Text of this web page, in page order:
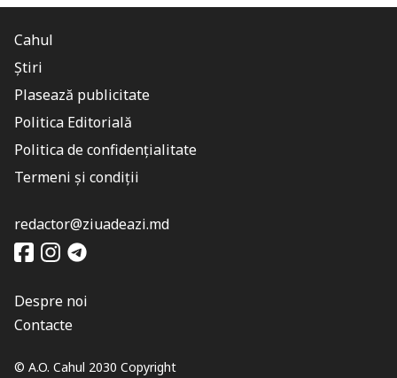
© A.O. Cahul 2030 Copyright
Cahul
Știri
Plasează publicitate
Politica Editorială
Politica de confidențialitate
Termeni și condiții
redactor@ziuadeazi.md
Despre noi
Contacte